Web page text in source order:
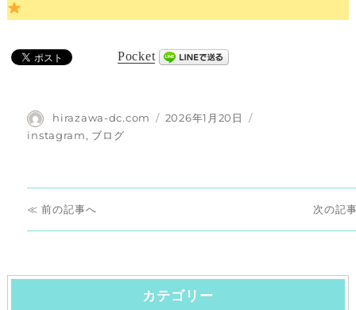
Pocket
投
稿
hirazawa-dc.com
投
2026年1月20日
カ
instagram, ブログ
投
稿
ナ
前
前
投
次
次
投
稿:
カテゴリー